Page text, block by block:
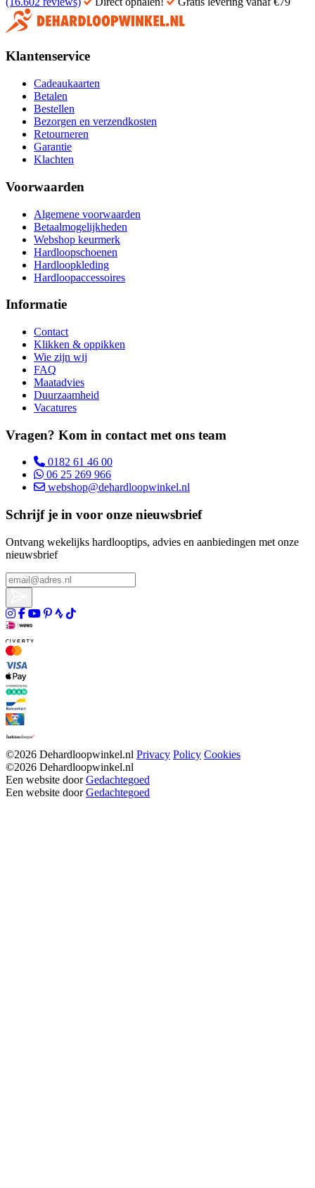
Klantenservice
Cadeaukaarten
Betalen
Bestellen
Bezorgen en verzendkosten
Retourneren
Garantie
Klachten
Voorwaarden
Algemene voorwaarden
Betaalmogelijkheden
Webshop keurmerk
Hardloopschoenen
Hardloopkleding
Hardloopaccessoires
Informatie
Contact
Klikken & oppikken
Wie zijn wij
FAQ
Maatadvies
Duurzaamheid
Vacatures
Vragen? Kom in contact met ons team
0182 61 46 00
06 25 269 966
webshop@dehardloopwinkel.nl
Schrijf je in voor onze nieuwsbrief
Ontvang wekelijks hardlooptips, advies en aanbiedingen met onze
nieuwsbrief
©2026 Dehardloopwinkel.nl Privacy Policy Cookies
©2026 Dehardloopwinkel.nl
Een website doorGedachtegoed
Een website doorGedachtegoed